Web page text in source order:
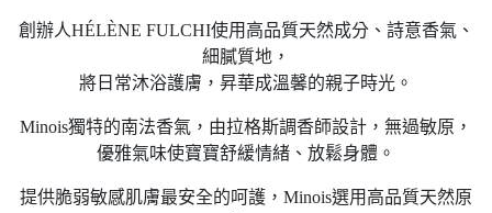
創辦人HÉLÈNE FULCHI使用高品質天然成分、詩意香氣、
細膩質地，
將日常沐浴護膚，昇華成溫馨的親子時光。
Minois獨特的南法香氣，由拉格斯調香師設計，無過敏原，
優雅氣味使寶寶舒緩情緒、放鬆身體。
提供脆弱敏感肌膚最安全的呵護，Minois選用高品質天然原